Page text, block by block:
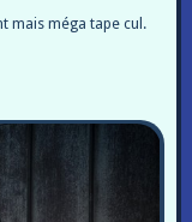
mais méga tape cul.